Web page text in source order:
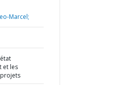
Marcel;
et les